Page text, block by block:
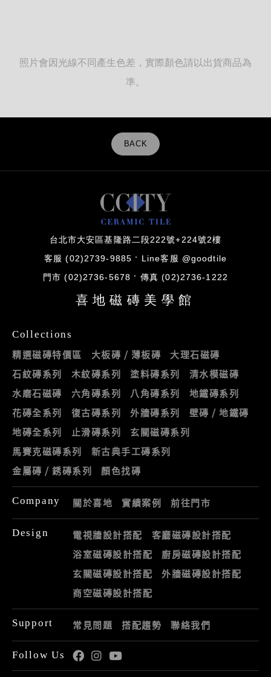
照片會因光線不同產生色差，實際顏色請以出貨商品為
準。
BACK
台北市大安區基隆路二段222號+224號2樓
客服 (02)2739-9885 Line客服 @goodtile
門市 (02)2736-5678 傳真 (02)2736-1222
喜地磁磚美學館
Collections
精選磁磚特價區 大板磚 / 薄板磚
大理石磁磚
石紋磚系列
木紋磚系列 塗料磚系列
清水模磁磚
水磨石磁磚
六角磚系列 八角磚系列
地鐵磚系列
花磚全系列
復古磚系列 外牆磚系列
壁磚 / 地鐵磚
地磚全系列
止滑磚系列
玄關磁磚系列
馬賽克磁磚系列
新古典手工磚系列
金屬磚 / 銹磚系列
顏色找磚
Company 關於喜地 實績案例 前往門市
Design 電視牆設計搭配
客廳磁磚設計搭配
浴室磁磚設計搭配
廚房磁磚設計搭配
玄關磁磚設計搭配
外牆磁磚設計搭配
商空磁磚設計搭配
Support 常見問題 搭配趨勢 聯絡我們
Follow Us